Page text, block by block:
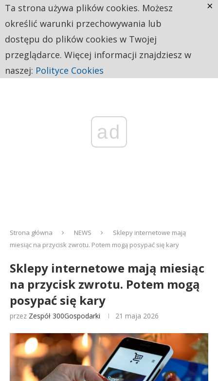
ad
Strona główna NEWS
Sklepy internetowe mają
miesiąc na przycisk zwrotu. Potem mogą posypać się kary
Sklepy internetowe mają miesiąc
na przycisk zwrotu. Potem mogą
posypać się kary
przez Zespół 300Gospodarki 21 maja 2026
Ta strona używa plików cookies. Możesz
określić warunki przechowywania lub
dostępu do plików cookies w Twojej
przeglądarce. Więcej informacji znajdziesz w
naszej: Polityce Cookies
×